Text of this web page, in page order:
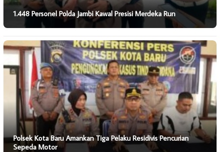
1.448 Personel Polda Jambi Kawal Presisi Merdeka Run
Polsek Kota Baru Amankan Tiga Pelaku Residivis Pencurian
Sepeda Motor